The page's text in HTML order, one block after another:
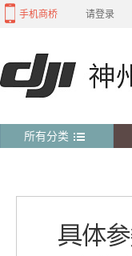
手机商桥 请登录
所有分类